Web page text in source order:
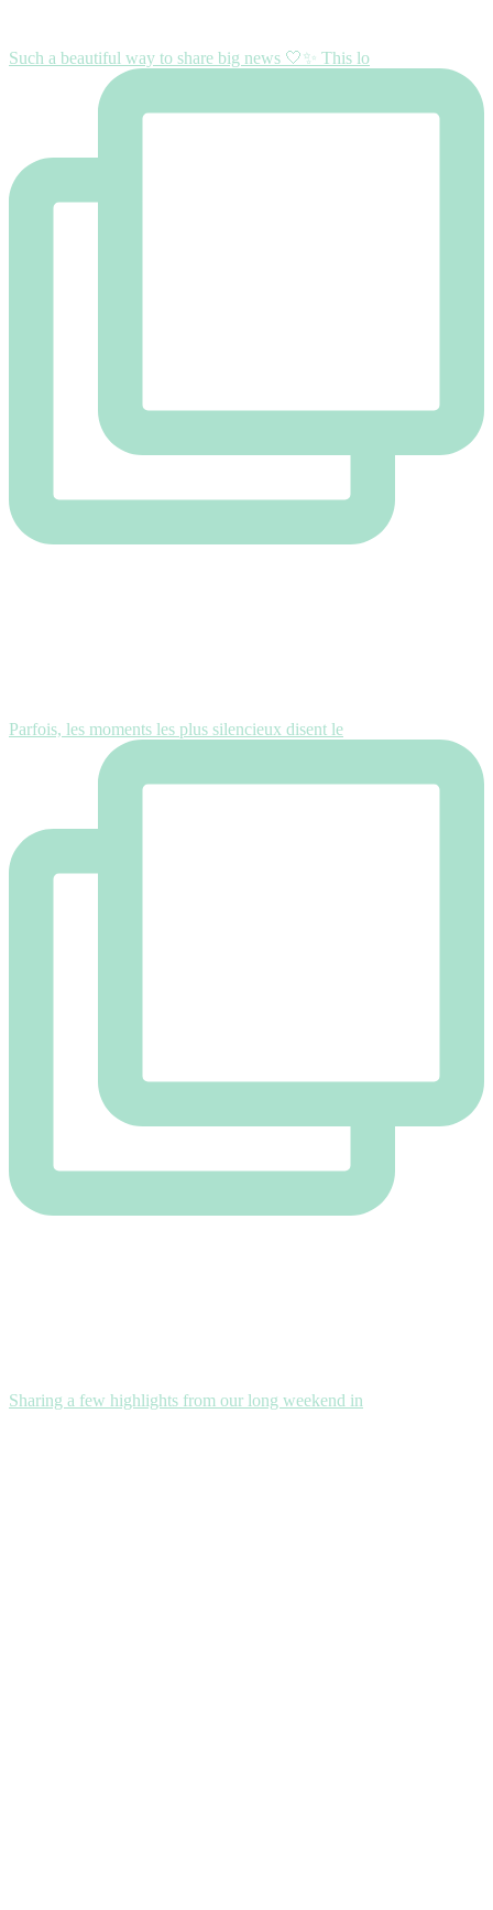
Such a beautiful way to share big news 🤍✨ This lo
Parfois, les moments les plus silencieux disent le
Sharing a few highlights from our long weekend in